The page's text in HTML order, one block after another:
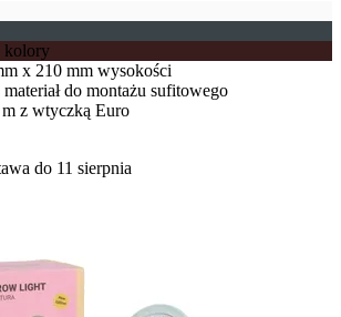
kolory
x 210 mm wysokości
do montażu sufitowego
z wtyczką Euro
do 11 sierpnia